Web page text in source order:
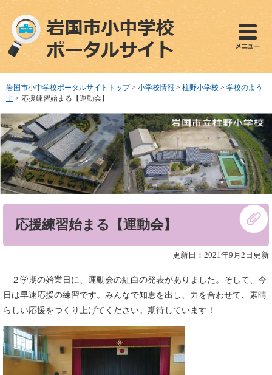
ペ
で
す
メ
ば
し
本
文
へ
岩国市小中学校ポータルサイトトップ > 小学校情報 > 柱野小学校 > 学校のよう
す > 応援練習始まる【運動会】
応援練習始まる【運動会】
更新日：2021年9月2日更新
２学期の始業日に、運動会の紅白の発表がありました。そして、今
日は早速応援の練習です。みんなで知恵を出し、力を合わせて、素晴
らしい応援をつくり上げてください。期待しています！